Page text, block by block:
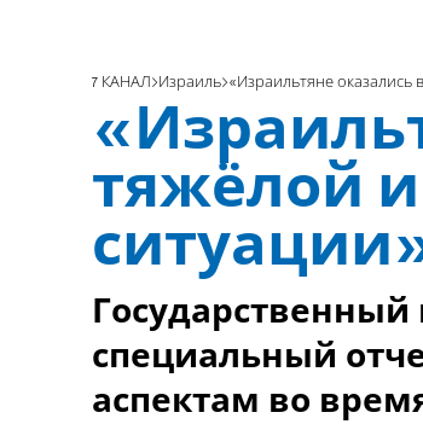
7 КАНАЛ Израиль «Израильтяне
тяжёлой
Государственный
специальный
аспектам во